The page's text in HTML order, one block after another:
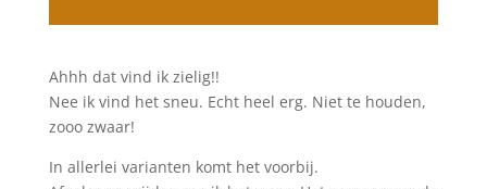
Ahhh dat vind ik zielig!!
Nee ik vind het sneu. Echt heel erg. Niet te houden,
zooo zwaar!
In allerlei varianten komt het voorbij.